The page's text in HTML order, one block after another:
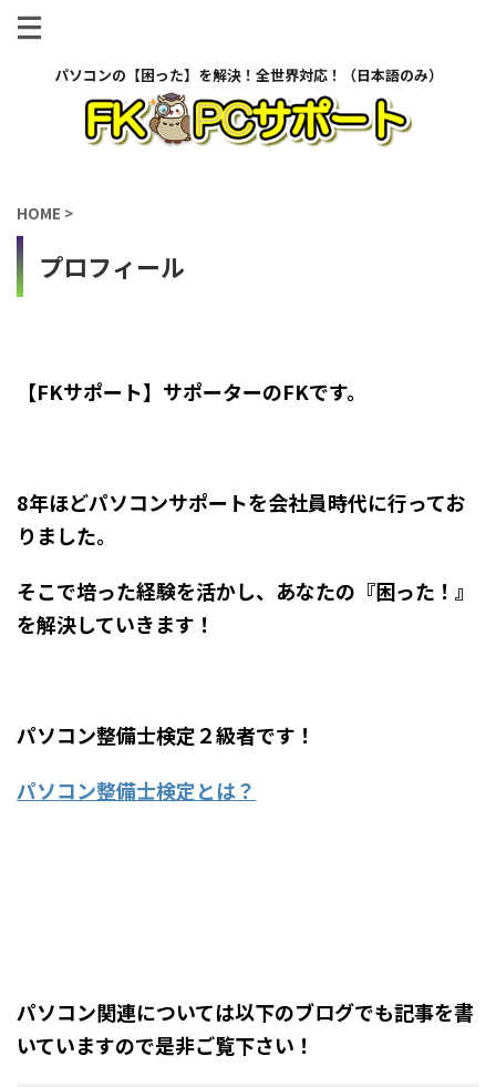
パソコンの【困った】を解決！全世界対応！（日本語のみ）
HOME >
プロフィール
【FKサポート】サポーターのFKです。
8年ほどパソコンサポートを会社員時代に行ってお
りました。
そこで培った経験を活かし、あなたの『困った！』
を解決していきます！
パソコン整備士検定２級者です！
パソコン整備士検定とは？
パソコン関連については以下のブログでも記事を書
いていますので是非ご覧下さい！